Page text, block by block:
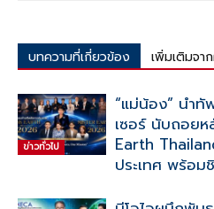
บทความที่เกี่ยวข้อง เพิ่มเติมจา
ข่าวทั่วไป
“แม่น้อง” นำ
เซอร์ นับถอย
Earth
ประเทศ พร้อ